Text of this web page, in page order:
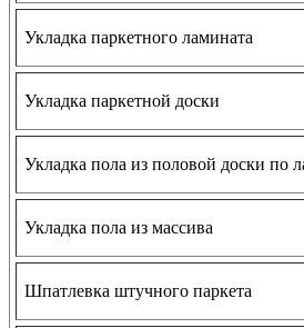
Укладка паркетного ламината
Укладка паркетной доски
Укладка пола из половой доски по
Укладка пола из массива
Шпатлевка штучного паркета